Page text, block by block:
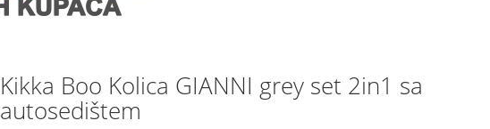
Kikka Boo Kolica GIANNI grey set 2in1 sa
autosedištem